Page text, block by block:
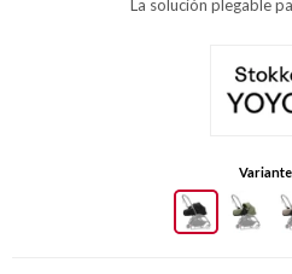
La solución plegable